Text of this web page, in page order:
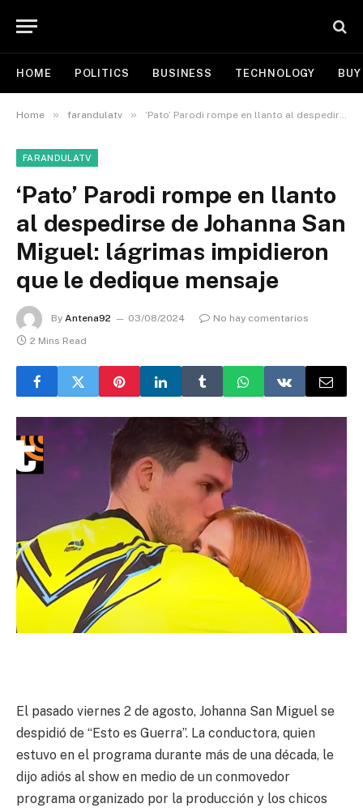
HOME POLITICS BUSINESS TECHNOLOGY
Home » farandulatv » ‘Pato’ Parodi rompe en llanto al despedirse de Johanna San Miguel: lágrimas impidieron que le dedique mensaje
FARANDULATV
‘Pato’ Parodi rompe en llanto
al despedirse de Johanna San
Miguel: lágrimas impidieron
que le dedique mensaje
By Antena92 03/08/2024
No hay comentarios
2 Mins Read
El pasado viernes 2 de agosto, Johanna San Miguel se
despidió de “Esto es Guerra”. La conductora, quien
estuvo en el programa durante más de una década, le
dijo adiós al show en medio de un conmovedor
programa organizado por la producción y los chicos